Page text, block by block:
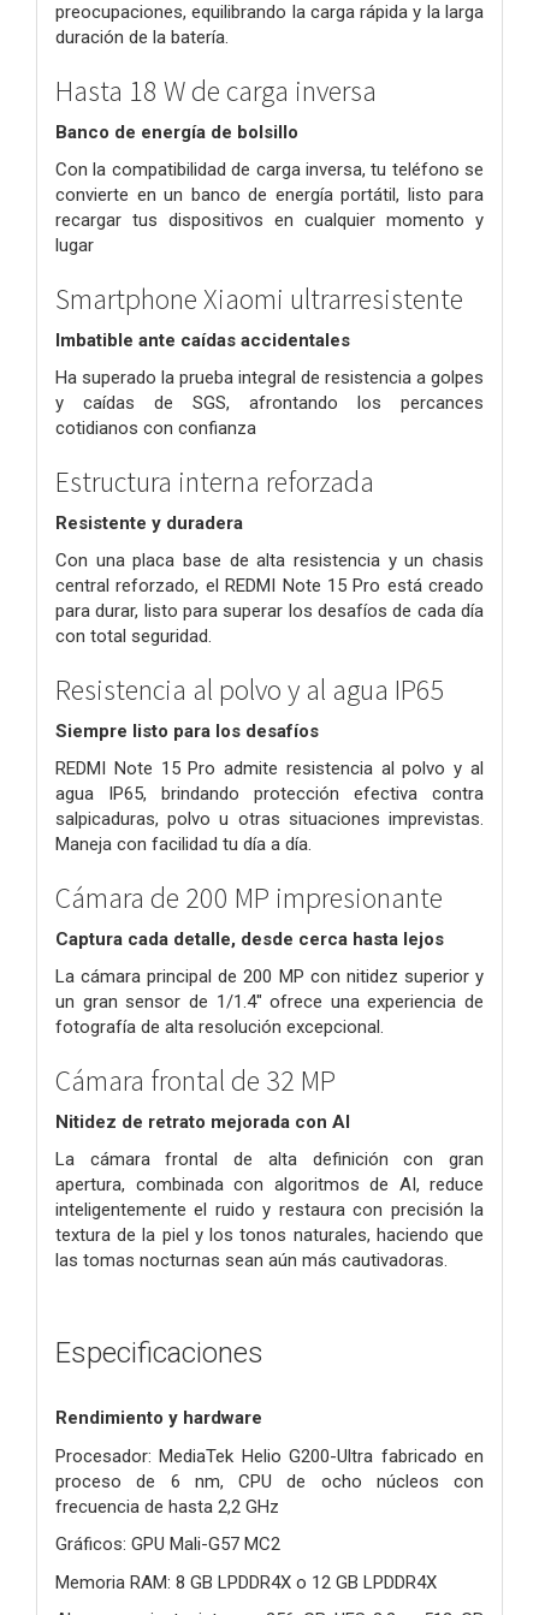
preocupaciones, equilibrando la carga rápida y la larga
duración de la batería.
Hasta 18 W de carga inversa
Banco de energía de bolsillo
Con la compatibilidad de carga inversa, tu teléfono se
convierte en un banco de energía portátil, listo para
recargar tus dispositivos en cualquier momento y
lugar
Smartphone Xiaomi ultrarresistente
Imbatible ante caídas accidentales
Ha superado la prueba integral de resistencia a golpes
y caídas de SGS, afrontando los percances
cotidianos con confianza
Estructura interna reforzada
Resistente y duradera
Con una placa base de alta resistencia y un chasis
central reforzado, el REDMI Note 15 Pro está creado
para durar, listo para superar los desafíos de cada día
con total seguridad.
Resistencia al polvo y al agua IP65
Siempre listo para los desafíos
REDMI Note 15 Pro admite resistencia al polvo y al
agua IP65, brindando protección efectiva contra
salpicaduras, polvo u otras situaciones imprevistas.
Maneja con facilidad tu día a día.
Cámara de 200 MP impresionante
Captura cada detalle, desde cerca hasta lejos
La cámara principal de 200 MP con nitidez superior y
un gran sensor de 1/1.4" ofrece una experiencia de
fotografía de alta resolución excepcional.
Cámara frontal de 32 MP
Nitidez de retrato mejorada con AI
La cámara frontal de alta definición con gran
apertura, combinada con algoritmos de AI, reduce
inteligentemente el ruido y restaura con precisión la
textura de la piel y los tonos naturales, haciendo que
las tomas nocturnas sean aún más cautivadoras.
Especificaciones
Rendimiento y hardware
Procesador: MediaTek Helio G200-Ultra fabricado en
proceso de 6 nm, CPU de ocho núcleos con
frecuencia de hasta 2,2 GHz
Gráficos: GPU Mali-G57 MC2
Memoria RAM: 8 GB LPDDR4X o 12 GB LPDDR4X